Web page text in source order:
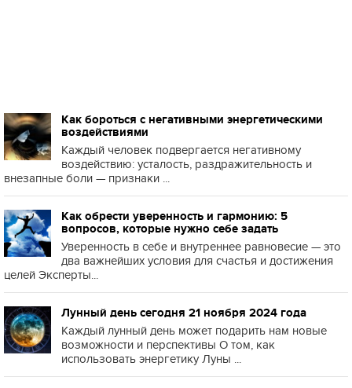
Как бороться с негативными энергетическими
воздействиями
Каждый человек подвергается негативному
воздействию: усталость, раздражительность и
внезапные боли — признаки ...
Как обрести уверенность и гармонию: 5
вопросов, которые нужно себе задать
Уверенность в себе и внутреннее равновесие — это
два важнейших условия для счастья и достижения
целей Эксперты...
Лунный день сегодня 21 ноября 2024 года
Каждый лунный день может подарить нам новые
возможности и перспективы О том, как
использовать энергетику Луны ...